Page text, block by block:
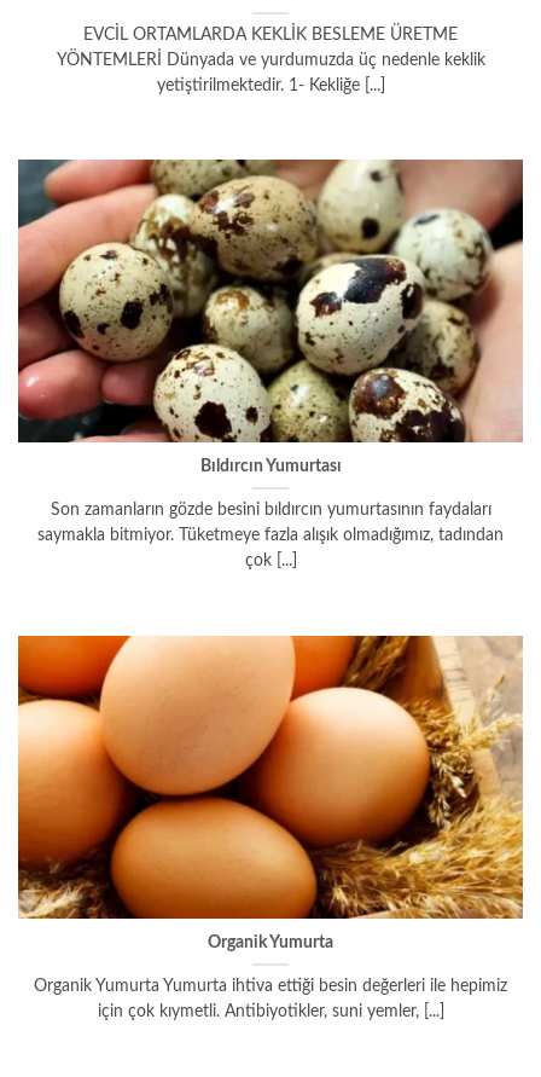
EVCİL ORTAMLARDA KEKLİK BESLEME ÜRETME
YÖNTEMLERİ Dünyada ve yurdumuzda üç nedenle keklik
yetiştirilmektedir. 1- Kekliğe [...]
Bıldırcın Yumurtası
Son zamanların gözde besini bıldırcın yumurtasının faydaları
saymakla bitmiyor. Tüketmeye fazla alışık olmadığımız, tadından
çok [...]
Organik Yumurta
Organik Yumurta Yumurta ihtiva ettiği besin değerleri ile hepimiz
için çok kıymetli. Antibiyotikler, suni yemler, [...]